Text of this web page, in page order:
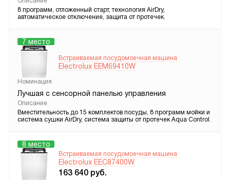
8 программ, отложенный старт, технология AirDry,
автоматическое отключение, защита от протечек.
7 место
Встраиваемая посудомоечная машина
Electrolux EEM69410W
Номинация
Лучшая с сенсорной панелью управления
Описание
Вместительность до 15 комплектов посуды, 8 программ мойки и
система сушки AirDry, система защиты от протечек Aqua Control.
8 место
Встраиваемая посудомоечная машина
Electrolux EEC87400W
163 640 руб.